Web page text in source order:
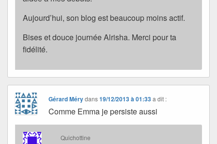
Aujourd’hui, son blog est beaucoup moins actif.
Bises et douce journée Alrisha. Merci pour ta
fidélité.
Gérard Mérydans19/12/2013 à 01:33 a dit :
Comme Emma je persiste aussi
Quichottine